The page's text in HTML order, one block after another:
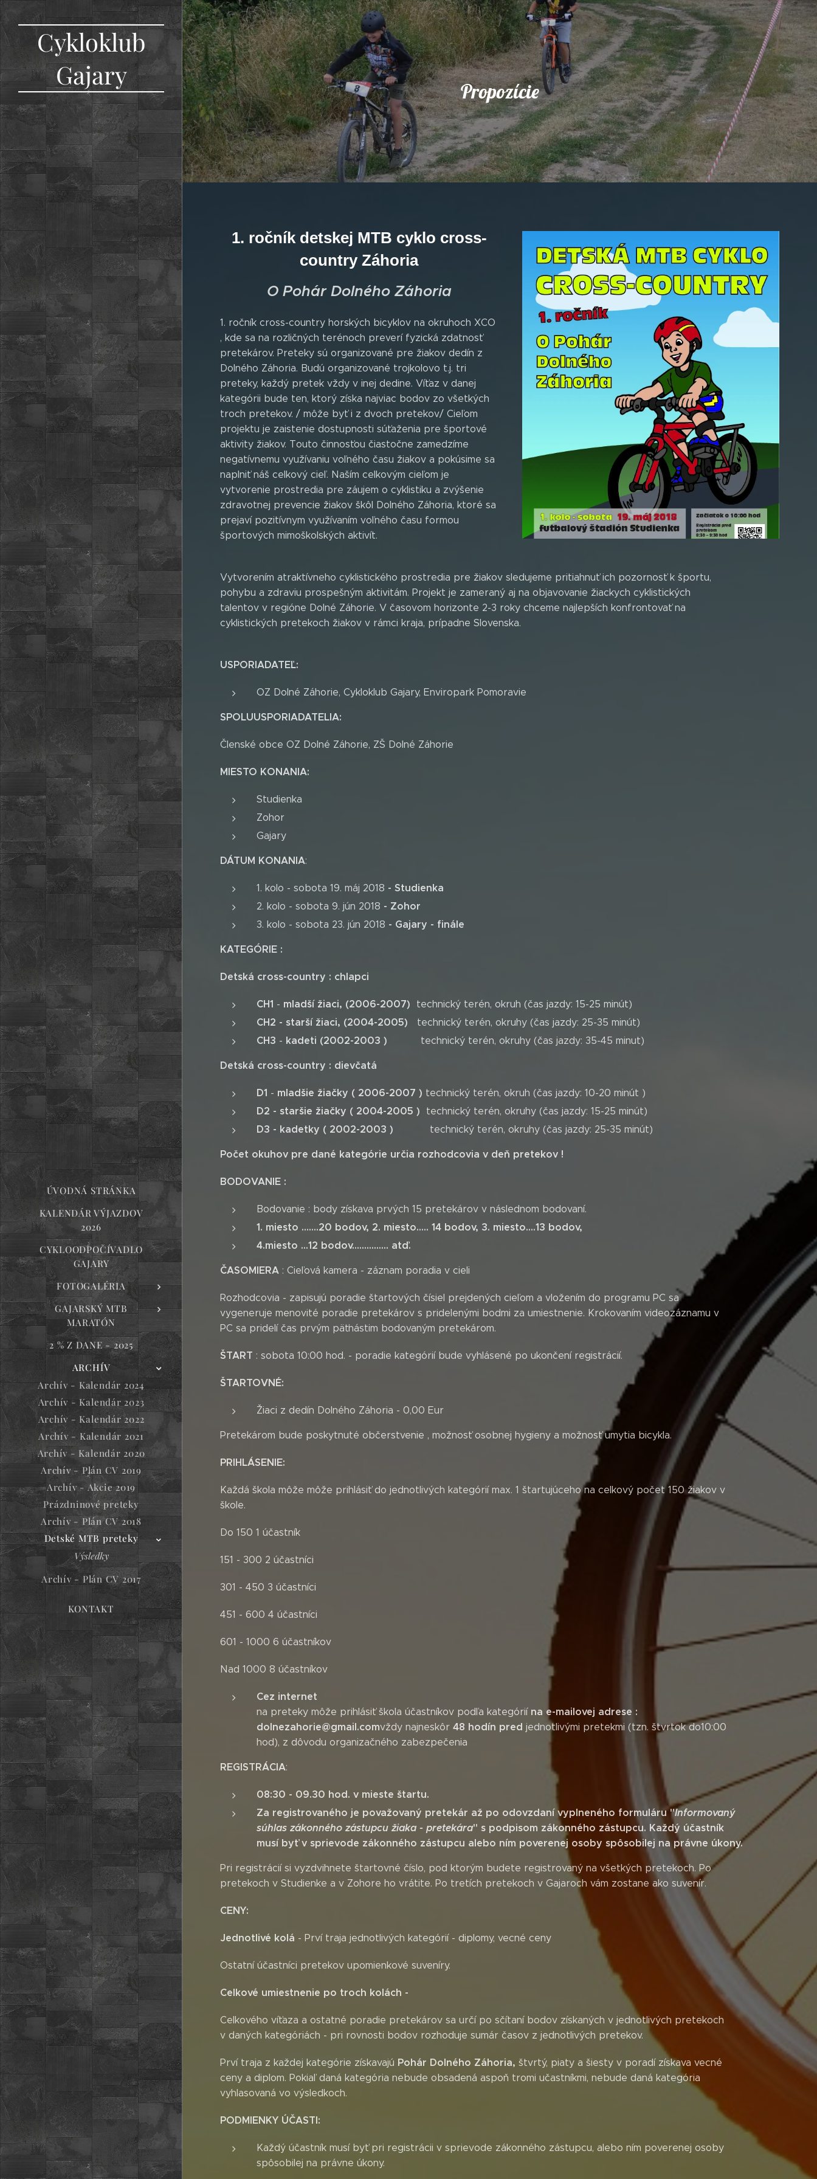
Cykloklub
Gajary
ÚVODNÁ STRÁNKA
KALENDÁR VÝJAZDOV
2026
CYKLOODPOČÍVADLO
GAJARY
FOTOGALÉRIA
GAJARSKÝ MTB
MARATÓN
2 % Z DANE - 2025
ARCHÍV
Archív - Kalendár 2024
Archív - Kalendár 2023
Archív - Kalendár 2022
Archív - Kalendár 2021
Archív - Kalendár 2020
Archív - Plán CV 2019
Archív - Akcie 2019
Prázdninové preteky
Archív - Plán CV 2018
Detské MTB preteky
Výsledky
Archív - Plán CV 2017
KONTAKT
Propozície
1. ročník detskej MTB cyklo cross-
country Záhoria
O Pohár Dolného Záhoria
1. ročník cross-country horských bicyklov na okruhoch XCO
, kde sa na rozličných terénoch preverí fyzická zdatnosť
pretekárov. Preteky sú organizované pre žiakov dedín z
Dolného Záhoria. Budú organizované trojkolovo t.j. tri
preteky, každý pretek vždy v inej dedine. Víťaz v danej
kategórii bude ten, ktorý získa najviac bodov zo všetkých
troch pretekov. / môže byť i z dvoch pretekov/ Cieľom
projektu je zaistenie dostupnosti súťaženia pre športové
aktivity žiakov. Touto činnosťou čiastočne zamedzíme
negatívnemu využívaniu voľného času žiakov a pokúsime sa
naplniť náš celkový cieľ. Naším celkovým cieľom je
vytvorenie prostredia pre záujem o cyklistiku a zvýšenie
zdravotnej prevencie žiakov škôl Dolného Záhoria, ktoré sa
prejaví pozitívnym využívaním voľného času formou
športových mimoškolských aktivít.
Vytvorením atraktívneho cyklistického prostredia pre žiakov sledujeme pritiahnuť ich pozornosť k športu,
pohybu a zdraviu prospešným aktivitám. Projekt je zameraný aj na objavovanie žiackych cyklistických
talentov v regióne Dolné Záhorie. V časovom horizonte 2-3 roky chceme najlepších konfrontovať na
cyklistických pretekoch žiakov v rámci kraja, prípadne Slovenska.
USPORIADATEĽ:
OZ Dolné Záhorie, Cykloklub Gajary, Enviropark Pomoravie
SPOLUUSPORIADATELIA:
Členské obce OZ Dolné Záhorie, ZŠ Dolné Záhorie
MIESTO KONANIA:
Studienka
Zohor
Gajary
DÁTUM KONANIA:
1. kolo - sobota 19. máj 2018 - Studienka
2. kolo - sobota 9. jún 2018 - Zohor
3. kolo - sobota 23. jún 2018 - Gajary - finále
KATEGÓRIE :
Detská cross-country : chlapci
CH1 - mladší žiaci, (2006-2007) technický terén, okruh (čas jazdy: 15-25 minút)
CH2 - starší žiaci, (2004-2005) technický terén, okruhy (čas jazdy: 25-35 minút)
CH3 - kadeti (2002-2003 ) technický terén, okruhy (čas jazdy: 35-45 minut)
Detská cross-country : dievčatá
D1 - mladšie žiačky ( 2006-2007 ) technický terén, okruh (čas jazdy: 10-20 minút )
D2 - staršie žiačky ( 2004-2005 ) technický terén, okruhy (čas jazdy: 15-25 minút)
D3 - kadetky ( 2002-2003 ) technický terén, okruhy (čas jazdy: 25-35 minút)
Počet okuhov pre dané kategórie určia rozhodcovia v deň pretekov !
BODOVANIE :
Bodovanie : body získava prvých 15 pretekárov v následnom bodovaní.
1. miesto .......20 bodov, 2. miesto..... 14 bodov, 3. miesto....13 bodov,
4.miesto ...12 bodov............... atď.
ČASOMIERA : Cieľová kamera - záznam poradia v cieli
Rozhodcovia - zapisujú poradie štartových čísiel prejdených cieľom a vložením do programu PC sa
vygeneruje menovité poradie pretekárov s pridelenými bodmi za umiestnenie. Krokovaním videozáznamu v
PC sa pridelí čas prvým päťnástim bodovaným pretekárom.
ŠTART : sobota 10:00 hod. - poradie kategórií bude vyhlásené po ukončení registrácií.
ŠTARTOVNÉ:
Žiaci z dedín Dolného Záhoria - 0,00 Eur
Pretekárom bude poskytnuté občerstvenie , možnosť osobnej hygieny a možnosť umytia bicykla.
PRIHLÁSENIE:
Každá škola môže môže prihlásiť do jednotlivých kategórií max. 1 štartujúceho na celkový počet 150 žiakov v
škole.
Do 150 1 účastník
151 - 300 2 účastníci
301 - 450 3 účastníci
451 - 600 4 účastníci
601 - 1000 6 účastníkov
Nad 1000 8 účastníkov
Cez internet
na preteky môže prihlásiť škola účastníkov podľa kategórií na e-mailovej adrese :
dolnezahorie@gmail.comvždy najneskôr 48 hodín pred jednotlivými pretekmi (tzn. štvrtok do10:00
hod), z dôvodu organizačného zabezpečenia
REGISTRÁCIA:
08:30 - 09.30 hod. v mieste štartu.
Za registrovaného je považovaný pretekár až po odovzdaní vyplneného formuláru "Informovaný
súhlas zákonného zástupcu žiaka - pretekára" s podpisom zákonného zástupcu. Každý účastník
musí byť v sprievode zákonného zástupcu alebo ním poverenej osoby spôsobilej na právne úkony.
Pri registrácií si vyzdvihnete štartovné číslo, pod ktorým budete registrovaný na všetkých pretekoch. Po
pretekoch v Studienke a v Zohore ho vrátite. Po tretích pretekoch v Gajaroch vám zostane ako suvenír.
CENY:
Jednotlivé kolá - Prví traja jednotlivých kategórií - diplomy, vecné ceny
Ostatní účastníci pretekov upomienkové suveníry.
Celkové umiestnenie po troch kolách -
Celkového víťaza a ostatné poradie pretekárov sa určí po sčítaní bodov získaných v jednotlivých pretekoch
v daných kategóriách - pri rovnosti bodov rozhoduje sumár časov z jednotlivých pretekov.
Prví traja z každej kategórie získavajú Pohár Dolného Záhoria, štvrtý, piaty a šiesty v poradí získava vecné
ceny a diplom. Pokiaľ daná kategória nebude obsadená aspoň tromi učastníkmi, nebude daná kategória
vyhlasovaná vo výsledkoch.
PODMIENKY ÚČASTI:
Každý účastník musí byť pri registrácii v sprievode zákonného zástupcu, alebo ním poverenej osoby
spôsobilej na právne úkony.